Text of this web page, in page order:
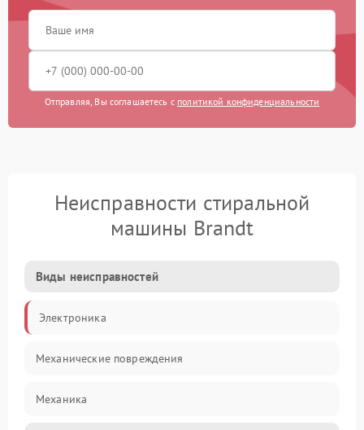
Отправляя, Вы соглашаетесь с политикой конфиденциальности
Неисправности стиральной
машины Brandt
Виды неисправностей
Электроника
Механические повреждения
Механика